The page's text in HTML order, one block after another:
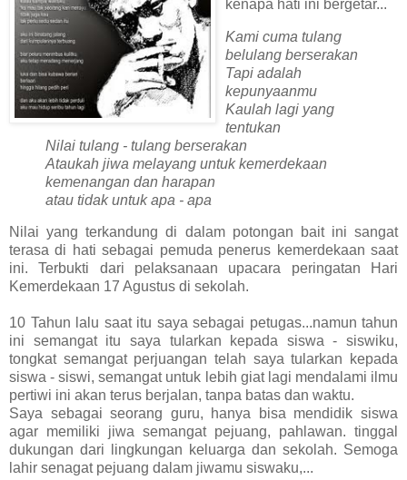
kenapa hati ini bergetar...
Kami cuma tulang
belulang berserakan
Tapi adalah
kepunyaanmu
Kaulah lagi yang
tentukan
Nilai tulang - tulang berserakan
Ataukah jiwa melayang untuk kemerdekaan
kemenangan dan harapan
atau tidak untuk apa - apa
Nilai yang terkandung di dalam potongan bait ini sangat
terasa di hati sebagai pemuda penerus kemerdekaan saat
ini. Terbukti dari pelaksanaan upacara peringatan Hari
Kemerdekaan 17 Agustus di sekolah.
10 Tahun lalu saat itu saya sebagai petugas...namun tahun
ini semangat itu saya tularkan kepada siswa - siswiku,
tongkat semangat perjuangan telah saya tularkan kepada
siswa - siswi, semangat untuk lebih giat lagi mendalami ilmu
pertiwi ini akan terus berjalan, tanpa batas dan waktu.
Saya sebagai seorang guru, hanya bisa mendidik siswa
agar memiliki jiwa semangat pejuang, pahlawan. tinggal
dukungan dari lingkungan keluarga dan sekolah. Semoga
lahir senagat pejuang dalam jiwamu siswaku,...